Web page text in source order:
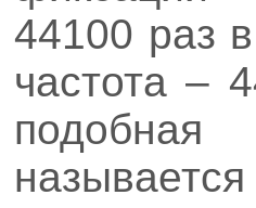
44100 раз
частота –